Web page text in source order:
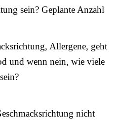
sein? Geplante Anzahl
Allergene, geht
und wenn nein, wie viele
nicht